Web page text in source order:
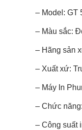
– Model: GT
– Màu sắc:
– Hãng sản
– Xuất xứ:
– Máy In
– Chức
– Công suất